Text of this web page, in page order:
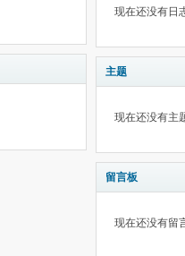
现在还没有日
主题
现在还没有主
留言板
现在还没有留